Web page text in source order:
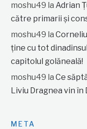
moshu49 laAdrian
către primarii și
moshu49 la
ține cu tot
capitolul golăneală!
moshu49 laCe
Liviu Dragnea vin în
META